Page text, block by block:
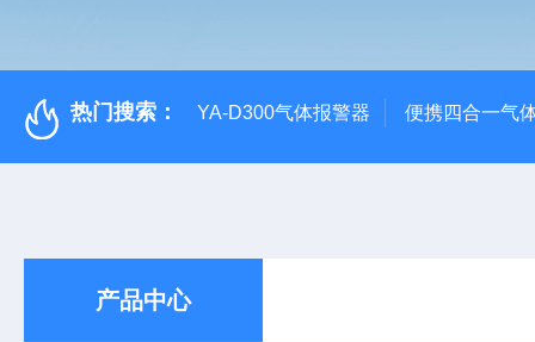
热门搜索： YA-D300气体报警器 便携四合一气
产品中心